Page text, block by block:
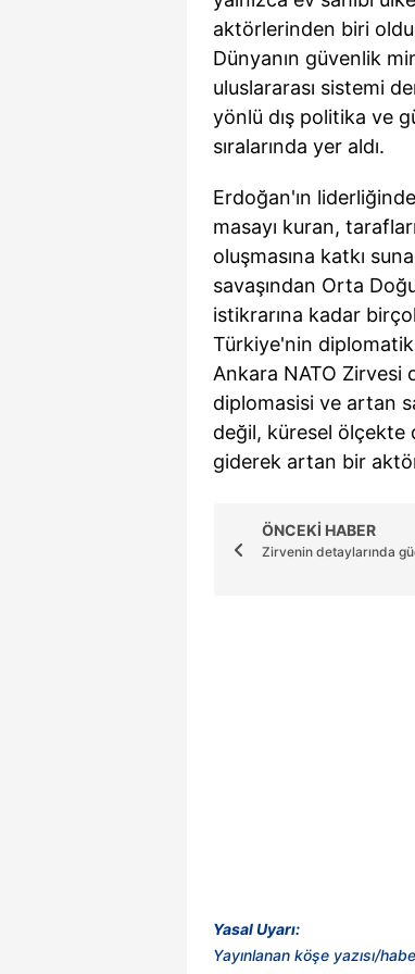
mevzuata uygun
aktörlerinden biri
Dünyanın güvenlik
uluslararası sistemi
yönlü dış politika ve
sıralarında yer aldı.
Erdoğan'ın
masayı kuran,
oluşmasına katkı
savaşından Orta
istikrarına kadar
Türkiye'nin
Ankara NATO Zirvesi
diplomasisi ve artan
değil, küresel ölçekte
giderek artan bir
ÖNCEKİ HABER
Zirvenin detaylarında
Yasal Uyarı:
Yayınlanan köşe yazısı/